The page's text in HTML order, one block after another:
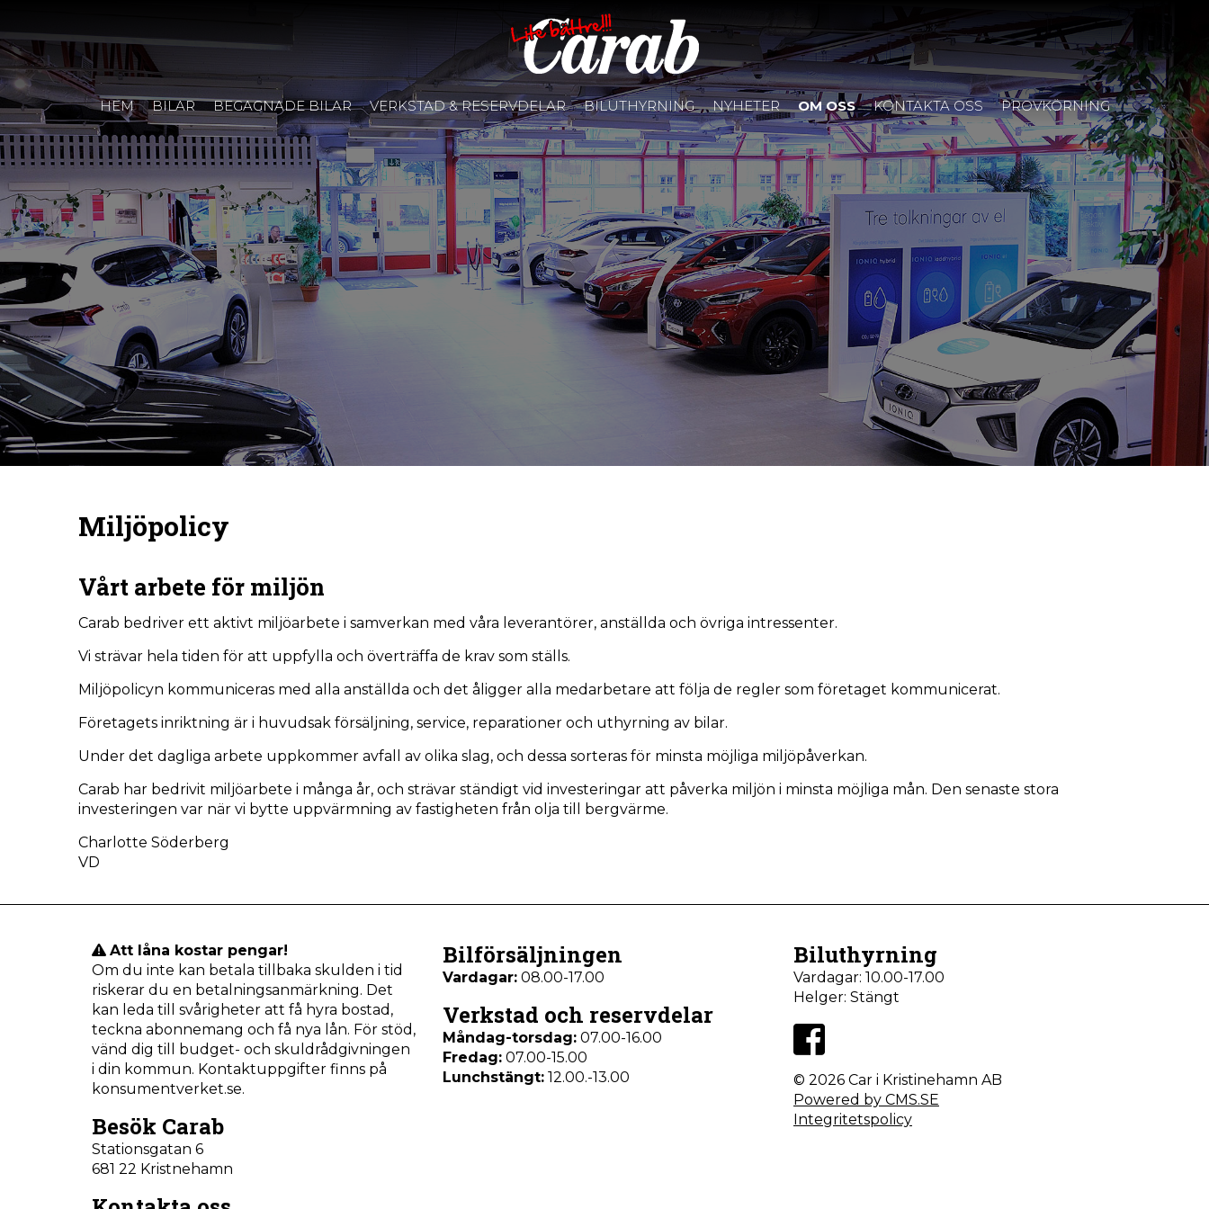
HEM BILAR BEGAGNADE BILAR VERKSTAD & RESERVDELAR BILUTHYRNING NYHETER OM OSS KONTAKTA OSS PROVKÖRNING
Miljöpolicy
Vårt arbete för miljön
Carab bedriver ett aktivt miljöarbete i samverkan med våra leverantörer, anställda och övriga intressenter.
Vi strävar hela tiden för att uppfylla och överträffa de krav som ställs.
Miljöpolicyn kommuniceras med alla anställda och det åligger alla medarbetare att följa de regler som företaget kommunicerat.
Företagets inriktning är i huvudsak försäljning, service, reparationer och uthyrning av bilar.
Under det dagliga arbete uppkommer avfall av olika slag, och dessa sorteras för minsta möjliga miljöpåverkan.
Carab har bedrivit miljöarbete i många år, och strävar ständigt vid investeringar att påverka miljön i minsta möjliga mån. Den senaste stora
investeringen var när vi bytte uppvärmning av fastigheten från olja till bergvärme.
Charlotte Söderberg
VD
Att låna kostar pengar!
Om du inte kan betala tillbaka skulden i tid
riskerar du en betalningsanmärkning. Det
kan leda till svårigheter att få hyra bostad,
teckna abonnemang och få nya lån. För stöd,
vänd dig till budget- och skuldrådgivningen
i din kommun. Kontaktuppgifter finns på
konsumentverket.se.
Besök Carab
Stationsgatan 6
681 22 Kristnehamn
Bilförsäljningen
Vardagar: 08.00-17.00
Verkstad och reservdelar
Måndag-torsdag: 07.00-16.00
Fredag: 07.00-15.00
Lunchstängt: 12.00.-13.00
Biluthyrning
Vardagar: 10.00-17.00
Helger: Stängt
© 2026 Car i Kristinehamn AB
Powered by CMS.SE
Integritetspolicy